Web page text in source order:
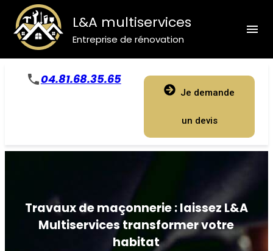
L&A multiservices
Entreprise de rénovation
menu
phone04.81.68.35.65
Je demande
un devis
Travaux de maçonnerie : laissez L&A
Multiservices transformer votre
habitat
Panneau de gestion des cookies